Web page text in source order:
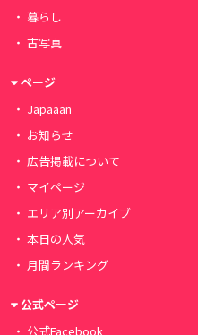
暮らし
古写真
ページ
Japaaan
お知らせ
広告掲載について
マイページ
エリア別アーカイブ
本日の人気
月間ランキング
公式ページ
公式Facebook